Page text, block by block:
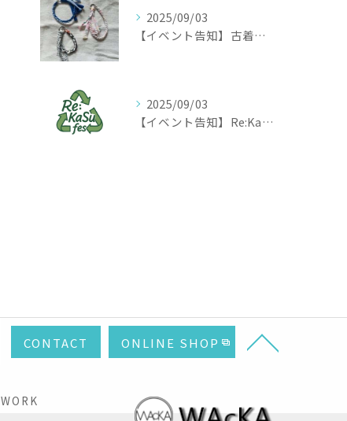
2025/09/03
【イベント告知】古着が変身！世界に一つだけのアクセサリー作り
2025/09/03
【イベント告知】Re:KaSu Fes 日本ではまだ珍しいアップサイクル体験イベント
CONTACT ONLINE SHOP
WORK